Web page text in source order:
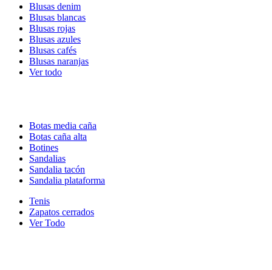
Blusas denim
Blusas blancas
Blusas rojas
Blusas azules
Blusas cafés
Blusas naranjas
Ver todo
Botas media caña
Botas caña alta
Botines
Sandalias
Sandalia tacón
Sandalia plataforma
Tenis
Zapatos cerrados
Ver Todo